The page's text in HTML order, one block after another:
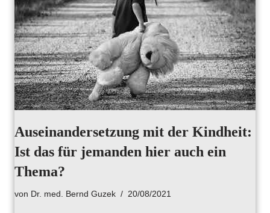
Auseinandersetzung mit der Kindheit:
Ist das für jemanden hier auch ein
Thema?
von Dr. med. Bernd Guzek 20/08/2021